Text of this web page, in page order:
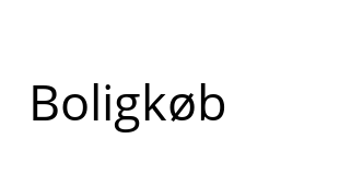
Read
more
Boligkøb